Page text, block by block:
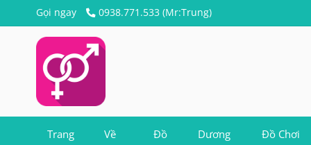
Gọi ngay 0938.771.533 (Mr:Trung)
Trang Về Đồ Dương Đồ Chơi